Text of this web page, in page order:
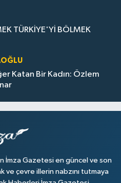
TÜRKİYE'Yİ BÖLMEK
Katan Bir Kadın: Özlem
İmza Gazetesi en güncel ve son
çevre illerin nabzını tutmaya